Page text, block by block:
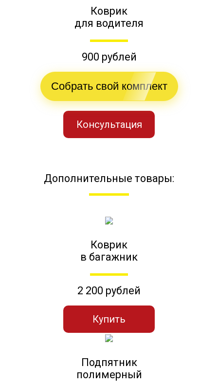
Коврик
для водителя
900 рублей
Собрать свой комплект
Консультация
Дополнительные товары:
Коврик
в багажник
2 200 рублей
Купить
Подпятник
полимерный